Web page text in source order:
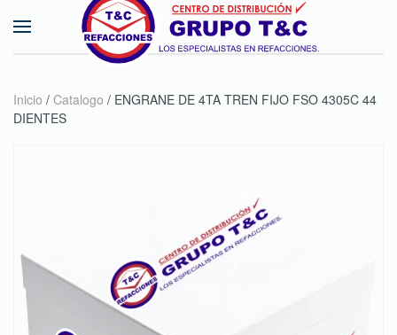
Skip to main content
Inicio / Catalogo / ENGRANE DE 4TA TREN FIJO FSO 4305C 44
DIENTES